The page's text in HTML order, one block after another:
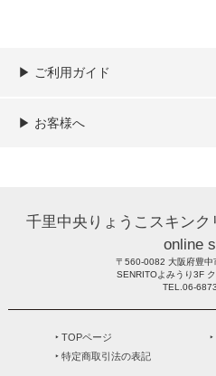
▶︎ ご利用ガイド
ご利用ガイド
決済／配送／送料について
取り扱い商品一覧
顧客情報の取扱について
特定商取引法の表記
▶︎ お客様へ
千里中央りょうこスキン
online
〒560-0082 大阪府豊中
SENRITOよみうり3F
TEL.06-
‣ TOPページ
‣ 特定商取引法の表記